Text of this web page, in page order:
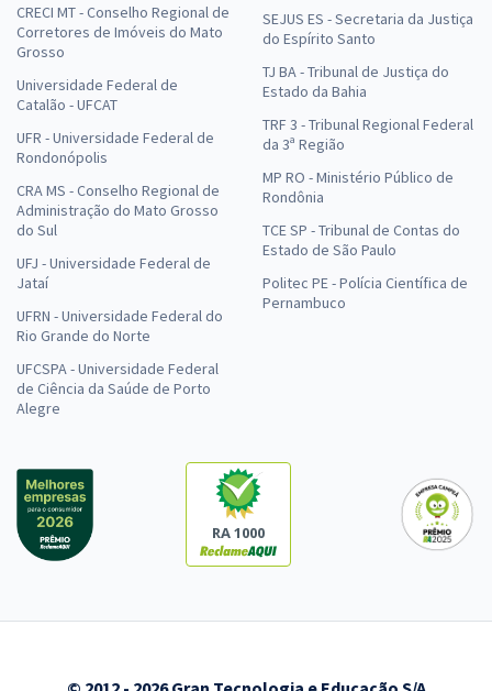
CRECI MT - Conselho Regional de
Corretores de Imóveis do Mato
Grosso
Universidade Federal de
Catalão - UFCAT
UFR - Universidade Federal de
Rondonópolis
CRA MS - Conselho Regional de
Administração do Mato Grosso
do Sul
UFJ - Universidade Federal de
Jataí
UFRN - Universidade Federal do
Rio Grande do Norte
UFCSPA - Universidade Federal
de Ciência da Saúde de Porto
Alegre
SEJUS ES - Secretaria da Justiça
do Espírito Santo
TJ BA - Tribunal de Justiça do
Estado da Bahia
TRF 3 - Tribunal Regional Federal
da 3ª Região
MP RO - Ministério Público de
Rondônia
TCE SP - Tribunal de Contas do
Estado de São Paulo
Politec PE - Polícia Científica de
Pernambuco
RA 1000